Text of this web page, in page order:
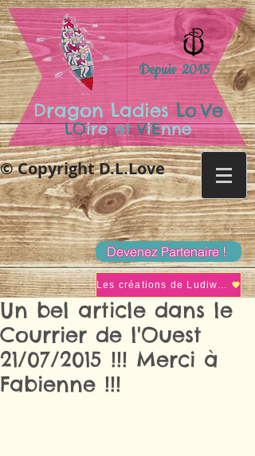
Dragon Ladies Lo.Ve
LOire et ViEnne
Depuis 2015
© Copyright D.L.Love
Devenez Partenaire !
Les créations de Ludiwine
Un bel article dans le
Courrier de l'Ouest
21/07/2015 !!! Merci à
Fabienne !!!